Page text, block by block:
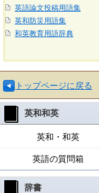
英語論文投稿用語集
英和防災用語集
和英教育用語辞典
トップページに戻る
英和和英
英和・和英
英語の質問箱
辞書